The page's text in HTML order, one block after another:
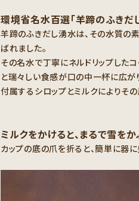
環境省名水百選「羊蹄のふきだ
羊蹄のふきだし湧水は、その水質の
ばれました。
その名水で丁寧にネルドリップした
と瑞々しい食感が口の中一杯に広が
付属するシロップとミルクによりそ
ミルクをかけると、まるで雪を
カップの底の爪を折ると、簡単に器